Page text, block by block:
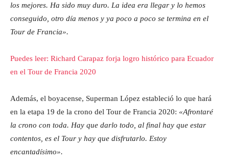
los mejores. Ha sido muy duro. La idea era llegar y lo hemos
conseguido, otro día menos y ya poco a poco se termina en el
Tour de Francia».
Puedes leer: Richard Carapaz forja logro histórico para Ecuador
en el Tour de Francia 2020
Además, el boyacense, Superman López estableció lo que hará
en la etapa 19 de la crono del Tour de Francia 2020: «Afrontaré
la crono con toda. Hay que darlo todo, al final hay que estar
contentos, es el Tour y hay que disfrutarlo. Estoy
encantadísimo».